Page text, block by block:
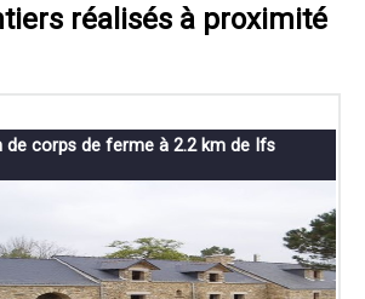
réalisés à proximité
de corps de ferme à 2.2 km de Ifs